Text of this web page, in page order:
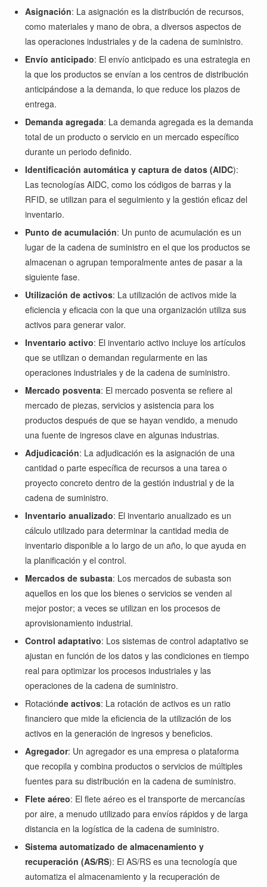
Asignación: La asignación es la distribución de recursos,
como materiales y mano de obra, a diversos aspectos de
las operaciones industriales y de la cadena de suministro.
Envío anticipado: El envío anticipado es una estrategia en
la que los productos se envían a los centros de distribución
anticipándose a la demanda, lo que reduce los plazos de
entrega.
Demanda agregada: La demanda agregada es la demanda
total de un producto o servicio en un mercado específico
durante un periodo definido.
Identificación automática y captura de datos (AIDC):
Las tecnologías AIDC, como los códigos de barras y la
RFID, se utilizan para el seguimiento y la gestión eficaz del
inventario.
Punto de acumulación: Un punto de acumulación es un
lugar de la cadena de suministro en el que los productos se
almacenan o agrupan temporalmente antes de pasar a la
siguiente fase.
Utilización de activos: La utilización de activos mide la
eficiencia y eficacia con la que una organización utiliza sus
activos para generar valor.
Inventario activo: El inventario activo incluye los artículos
que se utilizan o demandan regularmente en las
operaciones industriales y de la cadena de suministro.
Mercado posventa: El mercado posventa se refiere al
mercado de piezas, servicios y asistencia para los
productos después de que se hayan vendido, a menudo
una fuente de ingresos clave en algunas industrias.
Adjudicación: La adjudicación es la asignación de una
cantidad o parte específica de recursos a una tarea o
proyecto concreto dentro de la gestión industrial y de la
cadena de suministro.
Inventario anualizado: El inventario anualizado es un
cálculo utilizado para determinar la cantidad media de
inventario disponible a lo largo de un año, lo que ayuda en
la planificación y el control.
Mercados de subasta: Los mercados de subasta son
aquellos en los que los bienes o servicios se venden al
mejor postor; a veces se utilizan en los procesos de
aprovisionamiento industrial.
Control adaptativo: Los sistemas de control adaptativo se
ajustan en función de los datos y las condiciones en tiempo
real para optimizar los procesos industriales y las
operaciones de la cadena de suministro.
Rotaciónde activos: La rotación de activos es un ratio
financiero que mide la eficiencia de la utilización de los
activos en la generación de ingresos y beneficios.
Agregador: Un agregador es una empresa o plataforma
que recopila y combina productos o servicios de múltiples
fuentes para su distribución en la cadena de suministro.
Flete aéreo: El flete aéreo es el transporte de mercancías
por aire, a menudo utilizado para envíos rápidos y de larga
distancia en la logística de la cadena de suministro.
Sistema automatizado de almacenamiento y
recuperación (AS/RS): El AS/RS es una tecnología que
automatiza el almacenamiento y la recuperación de